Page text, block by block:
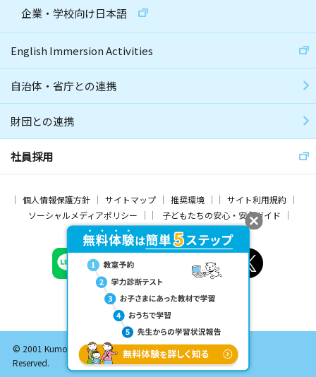
企業・学校向け日本語
English Immersion Activities
自治体・省庁との連携
財団との連携
社員採用
個人情報保護方針 サイトマップ 推奨環境
サイト利用規約
ソーシャルメディアポリシー
子どもたちの安心・安全ガイド
© 2001 Kumon Institute of Education Co., Ltd. All Rights
Reserved.